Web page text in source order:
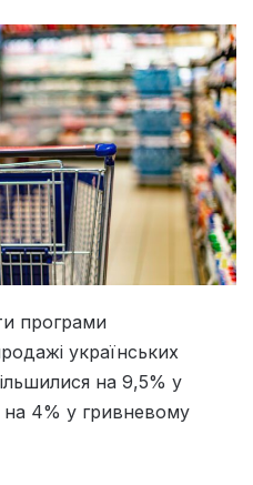
програми
українських
на 9,5% у
на 4% у гривневому